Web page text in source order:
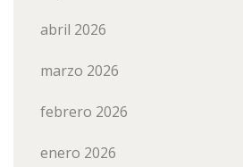
abril 2026
marzo 2026
febrero 2026
enero 2026